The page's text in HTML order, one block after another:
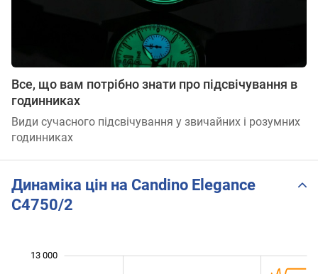
Все, що вам потрібно знати про підсвічування в
годинниках
Види сучасного підсвічування у звичайних і розумних
годинниках
Динаміка цін на Candino Elegance
C4750/2
13 000